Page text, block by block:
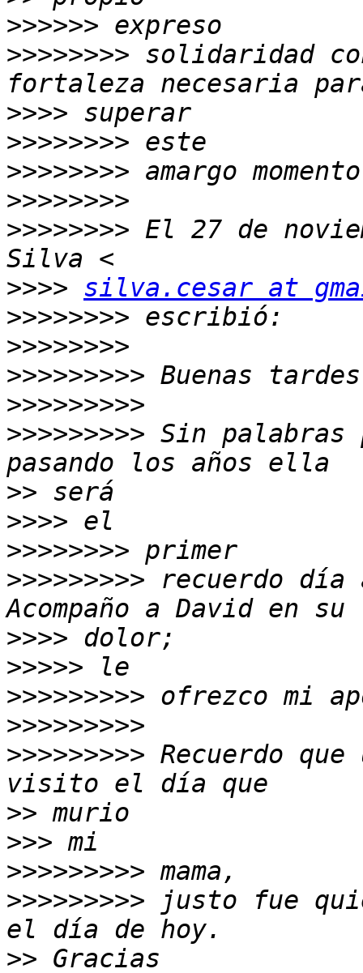
>>>>>>
>>>>>>>> solidaridad
>>>>
>>>>>>>>
>>>>>>>>
>>>>>>>>
>>>>>>>> El 27 de
>>>> silva.cesar at
>>>>>>>>
>>>>>>>>
>>>>>>>>>
>>>>>>>>>
>>>>>>>>> Sin palabras
>>
>>>>
>>>>>>>>
>>>>>>>>> recuerdo día
>>>>
>>>>>
>>>>>>>>>
>>>>>>>>>
>>>>>>>>> Recuerdo
>>
>>>
>>>>>>>>>
>>>>>>>>> justo fue
>>